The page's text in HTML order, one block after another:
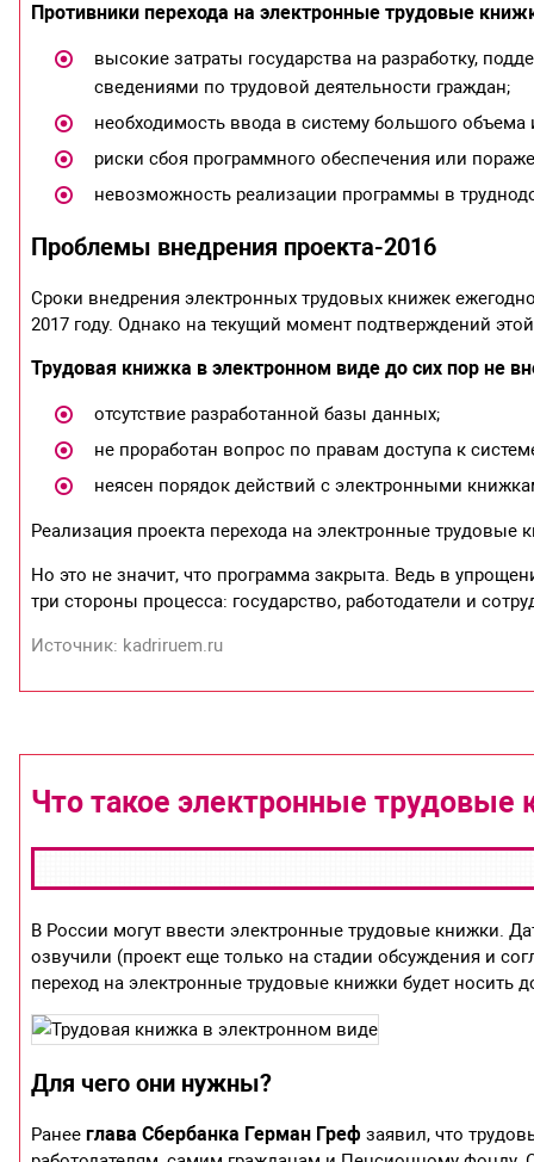
Противники перехода на электронные трудовые
высокие затраты государства на разработку,
сведениями по трудовой деятельности граждан;
необходимость ввода в систему большого
риски сбоя программного обеспечения или
невозможность реализации программы в
Проблемы внедрения проекта-2016
Сроки внедрения электронных трудовых книжек
2017 году. Однако на текущий момент подтверждений
Трудовая книжка в электронном виде до сих пор не
отсутствие разработанной базы данных;
не проработан вопрос по правам доступа к
неясен порядок действий с электронными
Реализация проекта перехода на электронные
Но это не значит, что программа закрыта. Ведь в
три стороны процесса: государство, работодатели и
Источник: kadriruem.ru
Что такое электронные
В России могут ввести электронные трудовые книжки.
озвучили (проект еще только на стадии обсуждения и
переход на электронные трудовые книжки будет носить
Для чего они нужны?
Ранееглава Сбербанка Герман Греф заявил, что